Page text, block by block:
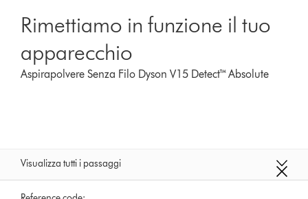
Rimettiamo in funzione il tuo
apparecchio
Aspirapolvere Senza Filo Dyson V15 Detect™ Absolute
Visualizza tutti i passaggi